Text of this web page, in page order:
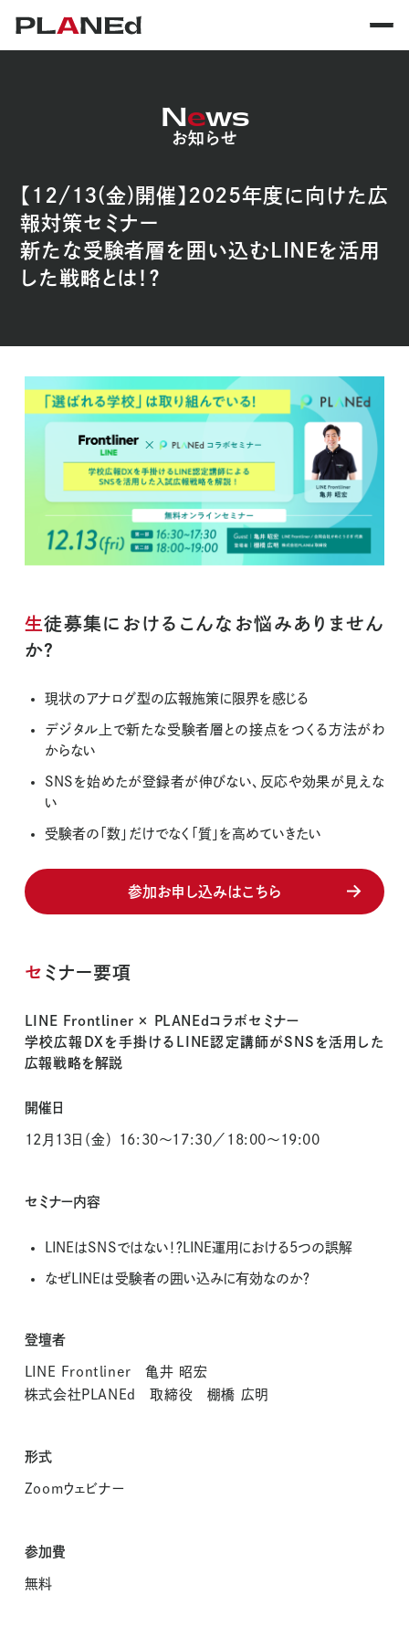
News
お知らせ
【12/13(金)開催】2025年度に向けた広
報対策セミナー
新たな受験者層を囲い込むLINEを活用
した戦略とは！？
生徒募集におけるこんなお悩みありません
か？
現状のアナログ型の広報施策に限界を感じる
デジタル上で新たな受験者層との接点をつくる方法がわ
からない
SNSを始めたが登録者が伸びない、反応や効果が見えな
い
受験者の「数」だけでなく「質」を高めていきたい
参加お申し込みはこちら
セミナー要項
LINE Frontliner × PLANEdコラボセミナー
学校広報DXを手掛けるLINE認定講師がSNSを活用した
広報戦略を解説
開催日
12月13日（金） 16:30～17:30／18:00～19:00
セミナー内容
LINEはSNSではない！？LINE運用における5つの誤解
なぜLINEは受験者の囲い込みに有効なのか？
登壇者
LINE Frontliner 亀井 昭宏
株式会社PLANEd 取締役 棚橋 広明
形式
Zoomウェビナー
参加費
無料